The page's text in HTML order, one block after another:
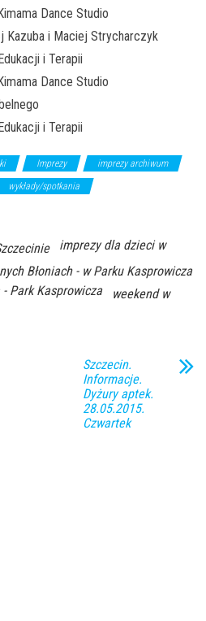
Dance Studio
Kazuba i Maciej Strycharczyk
i Terapii
Dance Studio
i Terapii
Imprezy
imprezy archiwum
wykłady/spotkania
imprezy dla dzieci w
Błoniach - w Parku Kasprowicza
- Park Kasprowicza
weekend w
Szczecin.
Informacje.
Dyżury aptek.
28.05.2015.
Czwartek